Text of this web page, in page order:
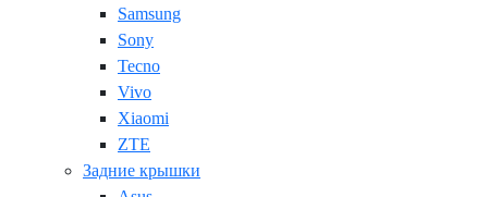
Samsung
Sony
Tecno
Vivo
Xiaomi
ZTE
Задние крышки